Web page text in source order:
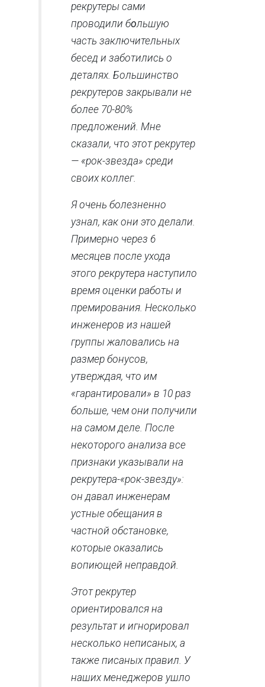
рекрутеры сами
проводили большую
часть заключительных
бесед и заботились о
деталях. Большинство
рекрутеров закрывали не
более 70-80%
предложений. Мне
сказали, что этот рекрутер
— «рок-звезда» среди
своих коллег.
Я очень болезненно
узнал, как они это делали.
Примерно через 6
месяцев после ухода
этого рекрутера наступило
время оценки работы и
премирования. Несколько
инженеров из нашей
группы жаловались на
размер бонусов,
утверждая, что им
«гарантировали» в 10 раз
больше, чем они получили
на самом деле. После
некоторого анализа все
признаки указывали на
рекрутера-«рок-звезду»:
он давал инженерам
устные обещания в
частной обстановке,
которые оказались
вопиющей неправдой.
Этот рекрутер
ориентировался на
результат и игнорировал
несколько неписаных, а
также писаных правил. У
наших менеджеров ушло